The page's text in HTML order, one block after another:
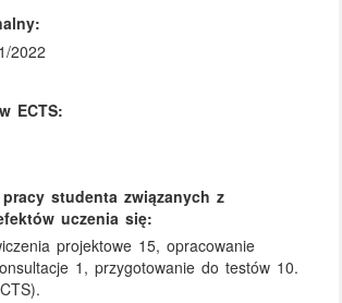
2022
ECTS:
studenta związanych z
uczenia się:
projektowe 15, opracowanie
1, przygotowanie do testów 10.